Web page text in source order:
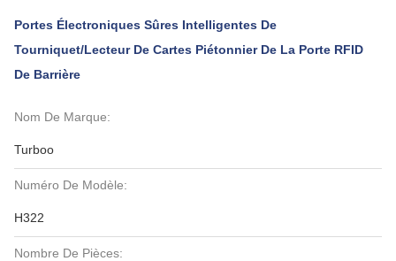
Portes Électroniques Sûres Intelligentes De
Tourniquet/lecteur De Cartes Piétonnier De La Porte RFID
De Barrière
Nom De Marque:
Turboo
Numéro De Modèle:
H322
Nombre De Pièces: